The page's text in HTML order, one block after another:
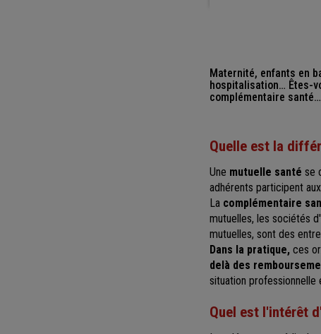
Maternité, enfants en
hospitalisation… Êtes-
complémentaire
Quelle est la
Une mutuelle santé se
adhérents participent
La complémentaire
mutuelles, les sociétés
mutuelles, sont des
Dans la pratique, ces
delà des
situation professionnelle
Quel est l'intérêt